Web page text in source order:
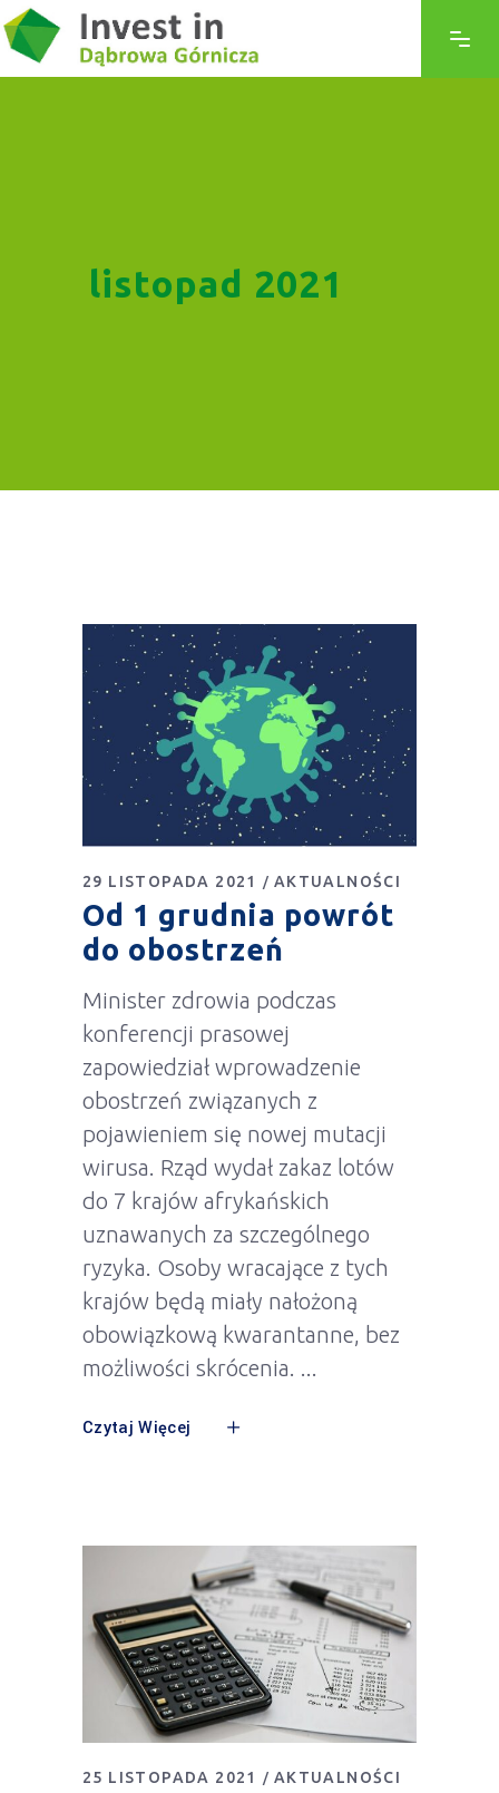
listopad 2021
29 LISTOPADA 2021 AKTUALNOŚCI
Od 1 grudnia powrót
do obostrzeń
Minister zdrowia podczas
konferencji prasowej
zapowiedział wprowadzenie
obostrzeń związanych z
pojawieniem się nowej mutacji
wirusa. Rząd wydał zakaz lotów
do 7 krajów afrykańskich
uznawanych za szczególnego
ryzyka. Osoby wracające z tych
krajów będą miały nałożoną
obowiązkową kwarantanne, bez
możliwości skrócenia.
Czytaj Więcej
25 LISTOPADA 2021 AKTUALNOŚCI